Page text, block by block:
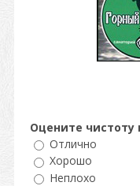
Оцените чистоту
Отлично
Хорошо
Неплохо